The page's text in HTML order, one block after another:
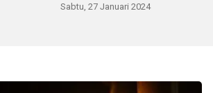
Sabtu, 27 Januari 2024